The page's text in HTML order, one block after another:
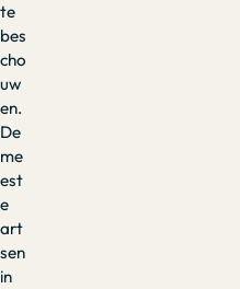
te
bes
cho
uw
en.
De
me
est
e
art
sen
in